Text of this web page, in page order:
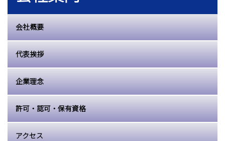
会社概要
代表挨拶
企業理念
許可・認可・保有資格
アクセス